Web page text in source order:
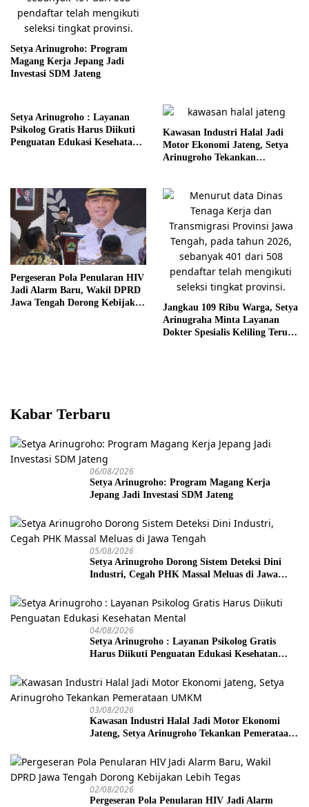
Setya Arinugroho: Program
Magang Kerja Jepang Jadi
Investasi SDM Jateng
Setya Arinugroho : Layanan
Psikolog Gratis Harus Diikuti
Penguatan Edukasi Kesehatan
Kawasan Industri Halal Jadi
Motor Ekonomi Jateng, Setya
Arinugroho Tekankan
Pergeseran Pola Penularan HIV
Jadi Alarm Baru, Wakil DPRD
Jawa Tengah Dorong Kebijakan
Jangkau 109 Ribu Warga, Setya
Arinugraha Minta Layanan
Dokter Spesialis Keliling Terus
Kabar Terbaru
06/08/2026
Setya Arinugroho: Program Magang Kerja
Jepang Jadi Investasi SDM Jateng
05/08/2026
Setya Arinugroho Dorong Sistem Deteksi Dini
Industri, Cegah PHK Massal Meluas di Jawa
04/08/2026
Setya Arinugroho : Layanan Psikolog Gratis
Harus Diikuti Penguatan Edukasi Kesehatan
03/08/2026
Kawasan Industri Halal Jadi Motor Ekonomi
Jateng, Setya Arinugroho Tekankan Pemerataan
02/08/2026
Pergeseran Pola Penularan HIV Jadi Alarm